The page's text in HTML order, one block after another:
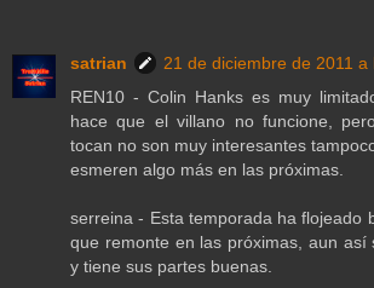
satrian
21 de diciembre de 2011 a
REN10 - Colin Hanks es muy
hace que el villano no funcione,
tocan no son muy interesantes
esmeren algo más en las próximas.
serreina - Esta temporada ha flojeado
que remonte en las próximas, aun así
y tiene sus partes buenas.